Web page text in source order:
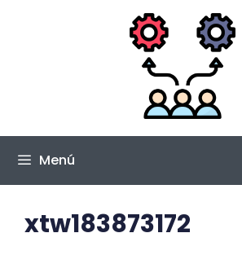
Menú
xtw183873172